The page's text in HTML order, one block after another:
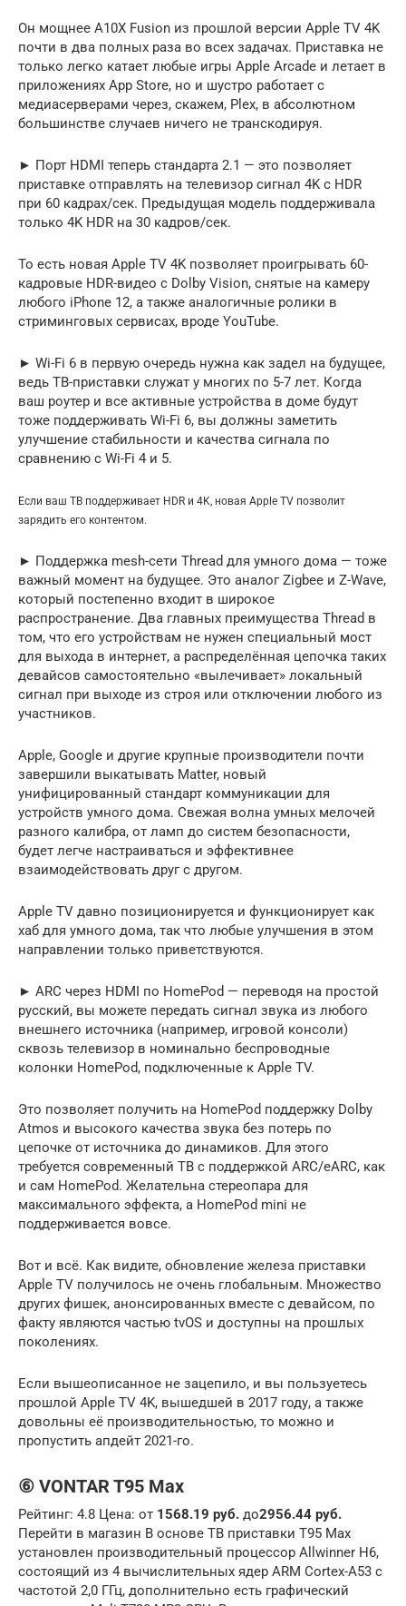
Он мощнее A10X Fusion из прошлой версии Apple TV 4K
почти в два полных раза во всех задачах. Приставка не
только легко катает любые игры Apple Arcade и летает в
приложениях App Store, но и шустро работает с
медиасерверами через, скажем, Plex, в абсолютном
большинстве случаев ничего не транскодируя.
► Порт HDMI теперь стандарта 2.1 — это позволяет
приставке отправлять на телевизор сигнал 4K с HDR
при 60 кадрах/сек. Предыдущая модель поддерживала
только 4K HDR на 30 кадров/сек.
То есть новая Apple TV 4K позволяет проигрывать 60-
кадровые HDR-видео с Dolby Vision, снятые на камеру
любого iPhone 12, а также аналогичные ролики в
стриминговых сервисах, вроде YouTube.
► Wi-Fi 6 в первую очередь нужна как задел на будущее,
ведь ТВ-приставки служат у многих по 5-7 лет. Когда
ваш роутер и все активные устройства в доме будут
тоже поддерживать Wi-Fi 6, вы должны заметить
улучшение стабильности и качества сигнала по
сравнению с Wi-Fi 4 и 5.
Если ваш ТВ поддерживает HDR и 4K, новая Apple TV позволит
зарядить его контентом.
► Поддержка mesh-сети Thread для умного дома — тоже
важный момент на будущее. Это аналог Zigbee и Z-Wave,
который постепенно входит в широкое
распространение. Два главных преимущества Thread в
том, что его устройствам не нужен специальный мост
для выхода в интернет, а распределённая цепочка таких
девайсов самостоятельно «вылечивает» локальный
сигнал при выходе из строя или отключении любого из
участников.
Apple, Google и другие крупные производители почти
завершили выкатывать Matter, новый
унифицированный стандарт коммуникации для
устройств умного дома. Свежая волна умных мелочей
разного калибра, от ламп до систем безопасности,
будет легче настраиваться и эффективнее
взаимодействовать друг с другом.
Apple TV давно позиционируется и функционирует как
хаб для умного дома, так что любые улучшения в этом
направлении только приветствуются.
► ARC через HDMI по HomePod — переводя на простой
русский, вы можете передать сигнал звука из любого
внешнего источника (например, игровой консоли)
сквозь телевизор в номинально беспроводные
колонки HomePod, подключенные к Apple TV.
Это позволяет получить на HomePod поддержку Dolby
Atmos и высокого качества звука без потерь по
цепочке от источника до динамиков. Для этого
требуется современный ТВ с поддержкой ARC/eARC, как
и сам HomePod. Желательна стереопара для
максимального эффекта, а HomePod mini не
поддерживается вовсе.
Вот и всё. Как видите, обновление железа приставки
Apple TV получилось не очень глобальным. Множество
других фишек, анонсированных вместе с девайсом, по
факту являются частью tvOS и доступны на прошлых
поколениях.
Если вышеописанное не зацепило, и вы пользуетесь
прошлой Apple TV 4K, вышедшей в 2017 году, а также
довольны её производительностью, то можно и
пропустить апдейт 2021-го.
⑥ VONTAR T95 Max
Рейтинг: 4.8 Цена: от 1568.19 руб. до2956.44 руб.
Перейти в магазин В основе ТВ приставки T95 Max
установлен производительный процессор Allwinner H6,
состоящий из 4 вычислительных ядер ARM Cortex-A53 с
частотой 2,0 ГГц, дополнительно есть графический